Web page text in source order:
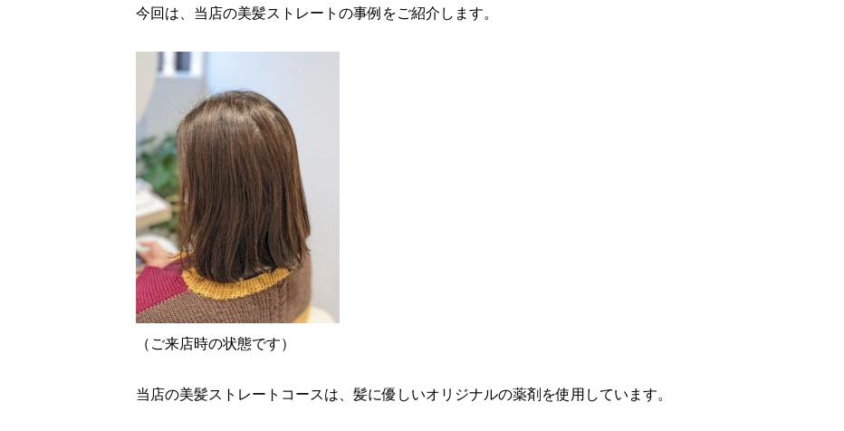
今回は、当店の美髪ストレートの事例をご紹介します。
（ご来店時の状態です）
当店の美髪ストレートコースは、髪に優しいオリジナルの薬剤を使用しています。